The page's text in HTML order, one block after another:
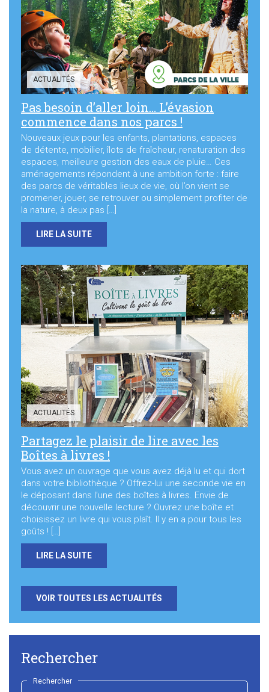
Sortir à Ste Gen’
ACTUALITÉS
Pas besoin d’aller loin… L’évasion
commence dans nos parcs !
Nouveaux jeux pour les enfants, plantations, espaces
de détente, mobilier, îlots de fraîcheur, renaturation des
espaces, meilleure gestion des eaux de pluie… Ces
aménagements répondent à une ambition forte : faire
des parcs de véritables lieux de vie, où l’on vient se
promener, jouer, se retrouver ou simplement profiter de
la nature, à deux pas […]
LIRE LA SUITE
ACTUALITÉS
Partagez le plaisir de lire avec les
Boîtes à livres !
Vous avez un ouvrage que vous avez déjà lu et qui dort
dans votre bibliothèque ? Offrez-lui une seconde vie en
le déposant dans l’une des boîtes à livres. Envie de
découvrir une nouvelle lecture ? Ouvrez une boîte et
choisissez un livre qui vous plaît. Il y en a pour tous les
goûts ! […]
LIRE LA SUITE
VOIR TOUTES LES ACTUALITÉS
Rechercher
Rechercher